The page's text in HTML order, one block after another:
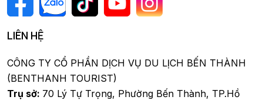
LIÊN HỆ
CÔNG TY CỔ PHẦN DỊCH VỤ DU LỊCH BẾN THÀNH
(BENTHANH TOURIST)
Trụ sở: 70 Lý Tự Trọng, Phường Bến Thành, TP.Hồ